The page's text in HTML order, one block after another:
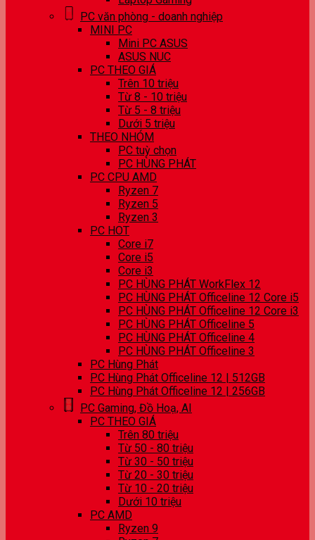
PC văn phòng - doanh nghiệp
MINI PC
Mini PC ASUS
ASUS NUC
PC THEO GIÁ
Trên 10 triệu
Từ 8 - 10 triệu
Từ 5 - 8 triệu
Dưới 5 triệu
THEO NHÓM
PC tuỳ chọn
PC HÙNG PHÁT
PC CPU AMD
Ryzen 7
Ryzen 5
Ryzen 3
PC HOT
Core i7
Core i5
Core i3
PC HÙNG PHÁT WorkFlex 12
PC HÙNG PHÁT Officeline 12 Core i5
PC HÙNG PHÁT Officeline 12 Core i3
PC HÙNG PHÁT Officeline 5
PC HÙNG PHÁT Officeline 4
PC HÙNG PHÁT Officeline 3
PC Hùng Phát
PC Hùng Phát Officeline 12 | 512GB
PC Hùng Phát Officeline 12 | 256GB
PC Gaming, Đồ Hoạ, AI
PC THEO GIÁ
Trên 80 triệu
Từ 50 - 80 triệu
Từ 30 - 50 triệu
Từ 20 - 30 triệu
Từ 10 - 20 triệu
Dưới 10 triệu
PC AMD
Ryzen 9